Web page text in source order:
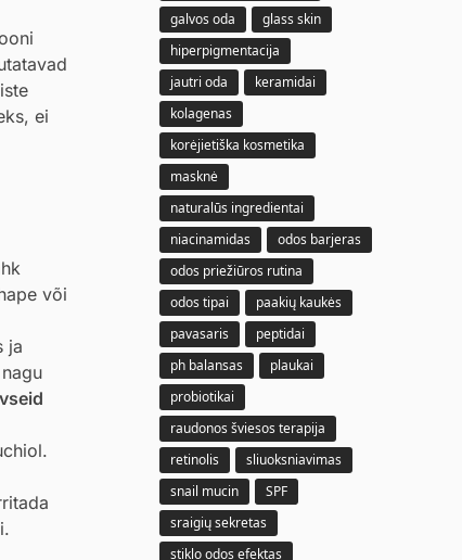
ei
või
ja
galvos oda
glass skin
hiperpigmentacija
jautri oda
keramidai
kolagenas
korėjietiška kosmetika
masknė
naturalūs ingredientai
niacinamidas
odos barjeras
odos priežiūros rutina
odos tipai
paakių kaukės
pavasaris
peptidai
ph balansas
plaukai
probiotikai
raudonos šviesos terapija
retinolis
sliuoksniavimas
snail mucin
SPF
sraigių sekretas
stiklo odos efektas